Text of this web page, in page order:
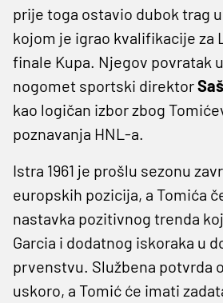
prije toga ostavio dubok trag
kojom je igrao kvalifikacije za
finale Kupa. Njegov povratak
nogomet sportski direktor
kao logičan izbor zbog
poznavanja HNL-a.
Istra 1961 je prošlu sezonu
europskih pozicija, a Tomića
nastavka pozitivnog trenda
Garcia i dodatnog iskoraka u
prvenstvu. Službena potvrda
uskoro, a Tomić će imati